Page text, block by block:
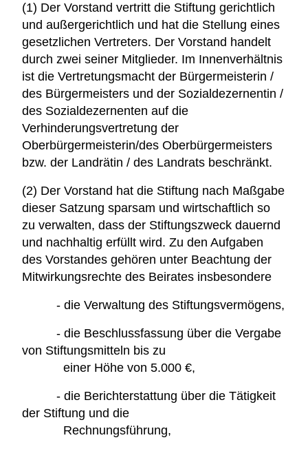
(1) Der Vorstand vertritt die Stiftung gerichtlich
und außergerichtlich und hat die Stellung eines
gesetzlichen Vertreters. Der Vorstand handelt
durch zwei seiner Mitglieder. Im Innenverhältnis
ist die Vertretungsmacht der Bürgermeisterin /
des Bürgermeisters und der Sozialdezernentin /
des Sozialdezernenten auf die
Verhinderungsvertretung der
Oberbürgermeisterin/des Oberbürgermeisters
bzw. der Landrätin / des Landrats beschränkt.
(2) Der Vorstand hat die Stiftung nach Maßgabe
dieser Satzung sparsam und wirtschaftlich so
zu verwalten, dass der Stiftungszweck dauernd
und nachhaltig erfüllt wird. Zu den Aufgaben
des Vorstandes gehören unter Beachtung der
Mitwirkungsrechte des Beirates insbesondere
- die Verwaltung des Stiftungsvermögens,
- die Beschlussfassung über die Vergabe
von Stiftungsmitteln bis zu
einer Höhe von 5.000 €,
- die Berichterstattung über die Tätigkeit
der Stiftung und die
Rechnungsführung,